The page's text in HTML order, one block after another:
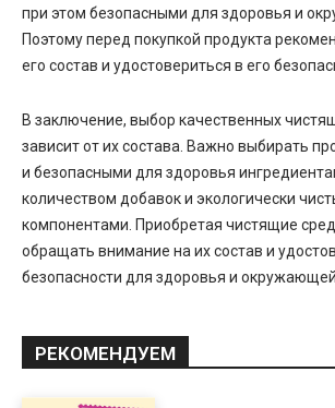
при этом безопасными для здоровья и
Поэтому перед покупкой продукта
его состав и удостовериться в его
В заключение, выбор качественных
зависит от их состава. Важно выбирать
и безопасными для здоровья
количеством добавок и экологически
компонентами. Приобретая чистящие
обращать внимание на их состав и
безопасности для здоровья и
РЕКОМЕНДУЕМ